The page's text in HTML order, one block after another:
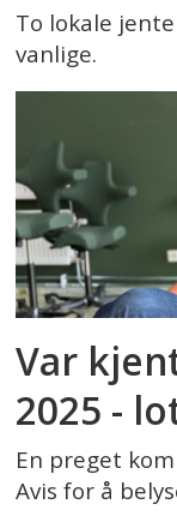
To lokale
vanlige.
Var
2025 -
En preget
Avis for å